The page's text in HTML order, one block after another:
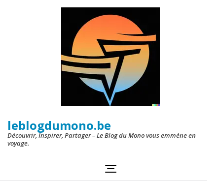
leblogdumono.be
Découvrir, Inspirer, Partager – Le Blog du Mono vous emmène en
voyage.